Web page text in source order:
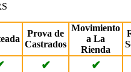
Prova de
Castrados
Movimiento
a La
Rienda
✔ ✔